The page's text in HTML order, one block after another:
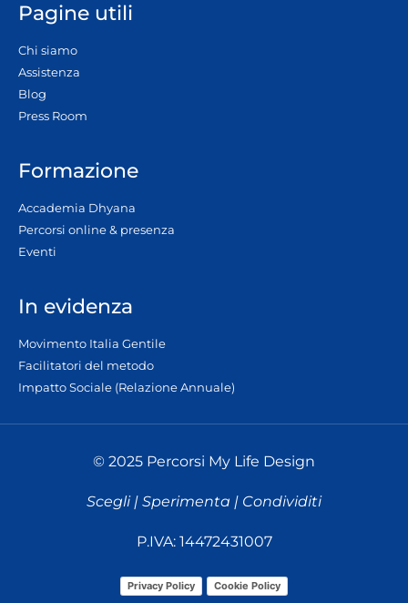
Pagine utili
Chi siamo
Assistenza
Blog
Press Room
Formazione
Accademia Dhyana
Percorsi online & presenza
Eventi
In evidenza
Movimento Italia Gentile
Facilitatori del metodo
Impatto Sociale (Relazione Annuale)
© 2025 Percorsi My Life Design
Scegli | Sperimenta | Condividiti
P.IVA: 14472431007
Privacy Policy Cookie Policy